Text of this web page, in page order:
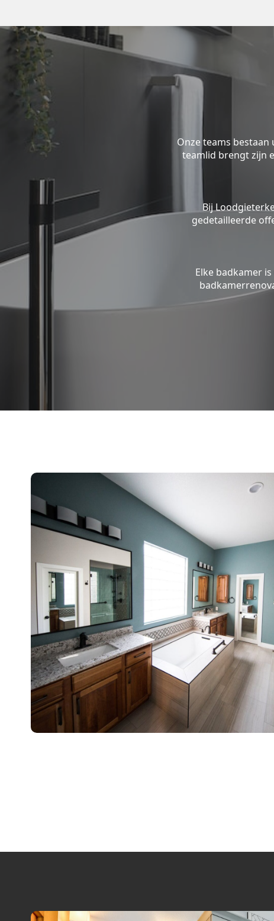
Onze teams
teamlid brengt zijn
Bij
gedetailleerde
Elke badkamer